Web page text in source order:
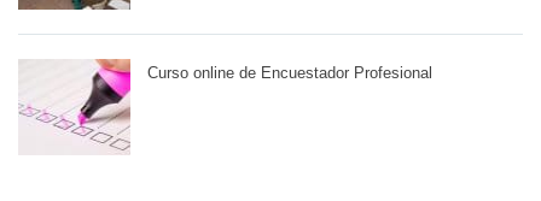
Curso online de Encuestador Profesional